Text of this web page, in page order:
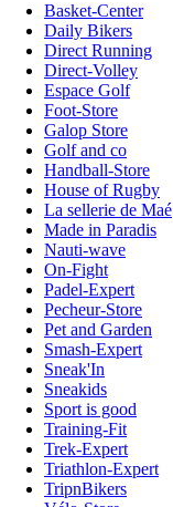
Basket-Center
Daily Bikers
Direct Running
Direct-Volley
Espace Golf
Foot-Store
Galop Store
Golf and co
Handball-Store
House of Rugby
La sellerie de Maé
Made in Paradis
Nauti-wave
On-Fight
Padel-Expert
Pecheur-Store
Pet and Garden
Smash-Expert
Sneak'In
Sneakids
Sport is good
Training-Fit
Trek-Expert
Triathlon-Expert
TripnBikers